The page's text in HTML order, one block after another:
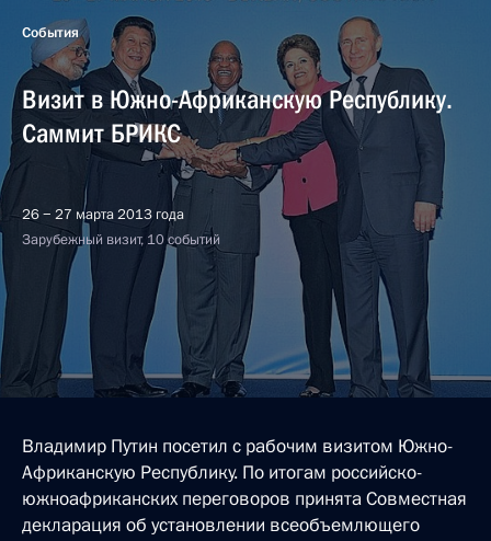
События
Визит в Южно-Африканскую Республику.
Саммит БРИКС
26 − 27 марта 2013 года
Зарубежный визит, 10 событий
Владимир Путин посетил с рабочим визитом Южно-
Африканскую Республику. По итогам российско-
южноафриканских переговоров принята Совместная
декларация об установлении всеобъемлющего